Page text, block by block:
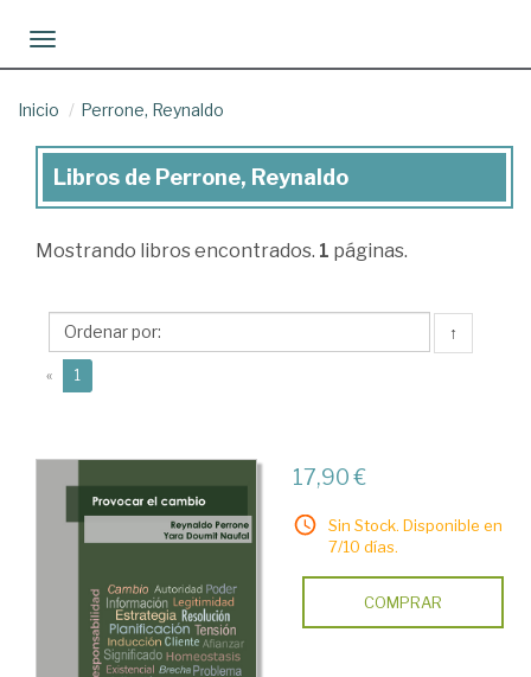
Toggle navigation
Inicio Perrone, Reynaldo
Libros
Perrone,
Libros de Perrone, Reynaldo
Mostrando libros encontrados. 1 páginas.
↑
« 1
17,90 €
Sin Stock. Disponible en
7/10 días.
COMPRAR